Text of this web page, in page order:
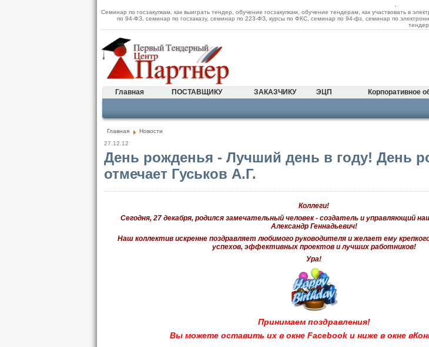
.
Семинар по госзакупкам, как выиграть тендер, обучение госзакупкам, обучение тендерам, как участвовать в
по 94-ФЗ, семинар по госзаказу, семинар по 223-ФЗ, курсы по ФКС, семинар по 94-фз, семинар по
Главная ПОСТАВЩИКУ ЗАКАЗЧИКУ ЭЦП Корпоративное
Главная
Новости
27.12.12
День рожденья - Лучший день в году! День
отмечает Гуськов А.Г.
Коллеги!
Сегодня, 27 декабря, родился замечательный человек - создатель и управляющий
Александр Геннадьевич!
Наш коллектив искренне поздравляет любимого руководителя и желает ему
успехов, эффективных проектов и лучших работников!
Ура!
Принимаем поздравления!
Вы можете оставить их в окне Facebook и ниже в окне